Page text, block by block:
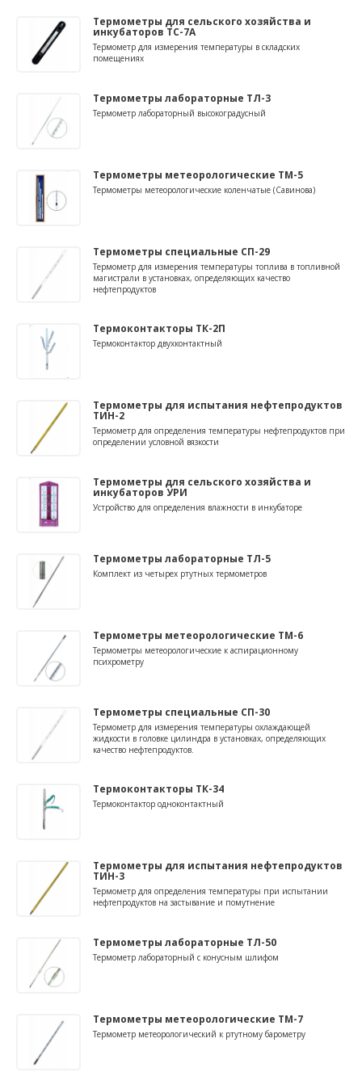
Термометры для сельского хозяйства и
инкубаторов ТС-7А
Термометр для измерения температуры в складских
помещениях
Термометры лабораторные ТЛ-3
Термометр лабораторный высокоградусный
Термометры метеорологические ТМ-5
Термометры метеорологические коленчатые (Савинова)
Термометры специальные СП-29
Термометр для измерения температуры топлива в топливной
магистрали в установках, определяющих качество
нефтепродуктов
Термоконтакторы ТК-2П
Термоконтактор двухконтактный
Термометры для испытания нефтепродуктов
ТИН-2
Термометр для определения температуры нефтепродуктов при
определении условной вязкости
Термометры для сельского хозяйства и
инкубаторов УРИ
Устройство для определения влажности в инкубаторе
Термометры лабораторные ТЛ-5
Комплект из четырех ртутных термометров
Термометры метеорологические ТМ-6
Термометры метеорологические к аспирационному
психрометру
Термометры специальные СП-30
Термометр для измерения температуры охлаждающей
жидкости в головке цилиндра в установках, определяющих
качество нефтепродуктов.
Термоконтакторы ТК-34
Термоконтактор одноконтактный
Термометры для испытания нефтепродуктов
ТИН-3
Термометр для определения температуры при испытании
нефтепродуктов на застывание и помутнение
Термометры лабораторные ТЛ-50
Термометр лабораторный с конусным шлифом
Термометры метеорологические ТМ-7
Термометр метеорологический к ртутному барометру